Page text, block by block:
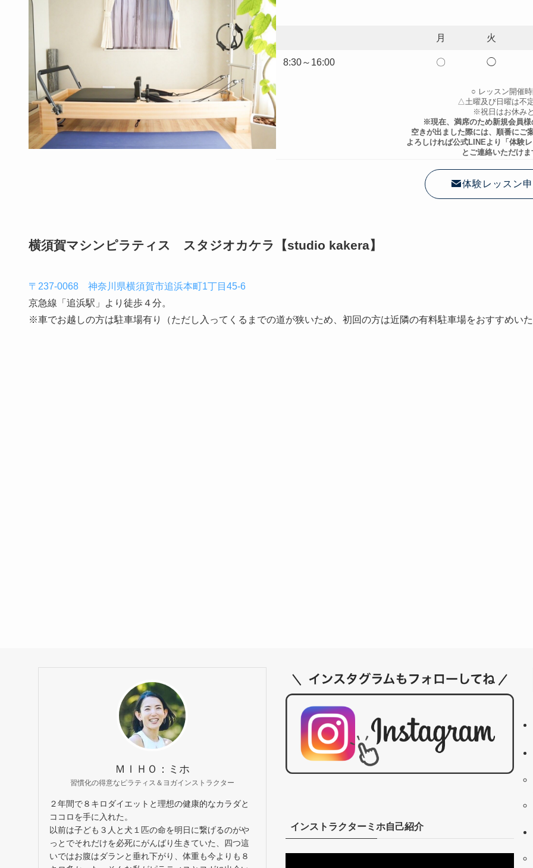
月 火
8:30～16:00 〇 ◯
○ レッスン開催
△土曜及び日曜は不
※祝日はお休み
※現在、満席のため新規会員様
空きが出ました際には、順番にご
よろしければ公式LINEより「体験
とご連絡いただけま
体験レッスン
横須賀マシンピラティス スタジオカケラ【studio kakera】
〒237-0068 神奈川県横須賀市追浜本町1丁目45-6
京急線「追浜駅」より徒歩４分。
※車でお越しの方は駐車場有り（ただし入ってくるまでの道が狭いため、初回の方は近隣の有料駐車場をおすすめいた
ＭＩＨＯ：ミホ
習慣化の得意なピラティス＆ヨガインストラクター
２年間で８キロダイエットと理想の健康的なカラダと
ココロを手に入れた。
以前は子ども３人と犬１匹の命を明日に繋げるのがや
っとでそれだけを必死にがんばり生きていた、四つ這
いではお腹はダランと垂れ下がり、体重も今よりも８
インストラクターミホ自己紹介